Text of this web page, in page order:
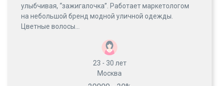
улыбчивая, “зажигалочка”. Работает маркетологом
на небольшой бренд модной уличной одежды.
Цветные волосы...
23 - 30 лет
Москва